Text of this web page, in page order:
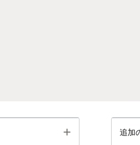
Toggle 追加